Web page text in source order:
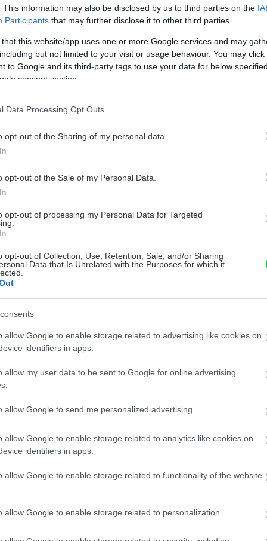
This information may also be disclosed by us to third parties on the
Participants that may further disclose it to other third parties.
that this website/app uses one or more Google services and may
but not limited to your visit or usage behaviour. You may
to Google and its third-party tags to use your data for below
consent section.
Data Processing Opt Outs
opt-out of the Sharing of my personal data.
opt-out of the Sale of my Personal Data.
opt-out of processing my Personal Data for Targeted
opt-out of Collection, Use, Retention, Sale, and/or Sharing
Data that Is Unrelated with the Purposes for which it
allow Google to enable storage related to advertising like cookies on
identifiers in apps.
allow my user data to be sent to Google for online advertising
allow Google to send me personalized advertising.
allow Google to enable storage related to analytics like cookies on
identifiers in apps.
allow Google to enable storage related to functionality of the website
allow Google to enable storage related to personalization.
rastu.
raita a uhorkové rolky – 3
recepty s čerstvými
ktoré oživia leto
oberať uhorky? Máte už dosť
pohárov a neviete, čo s nimi? Ak si
no uhorkový šalát vás už neláka,
zaujímavé recepty.
dni – júnové práce v záhrade
zabrať! Týchto 10 by ste nemali
Snaha predchádzajúcich mesiacov je však
pohľadom na zelenajúcu sa záhradu,
a zber prvých dozrievajúcich plodov. S
na čele a žmúriac do slnka čaká na
niekoľko dôležitých aktivít. Dobrou
je, že počas najdlhších dní roka sa toho dá
Gogová -
alebo semená priamo do
Pri pestovaní plazivej zeleniny
zíde poznať kľúčové detaily
príchodom teplých májových dní sa o slovo hlási
semien plazivej zeleniny. Uhorky, tekvice,
zeleniny. Pred vysadením semien do pôdy je
skoré vysievanie! Ako vypestovať
semená uhoriek a začať s výsevom, do polovice